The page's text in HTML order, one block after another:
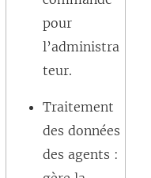
pour
l’administra
teur.
Traitement
des données
des agents :